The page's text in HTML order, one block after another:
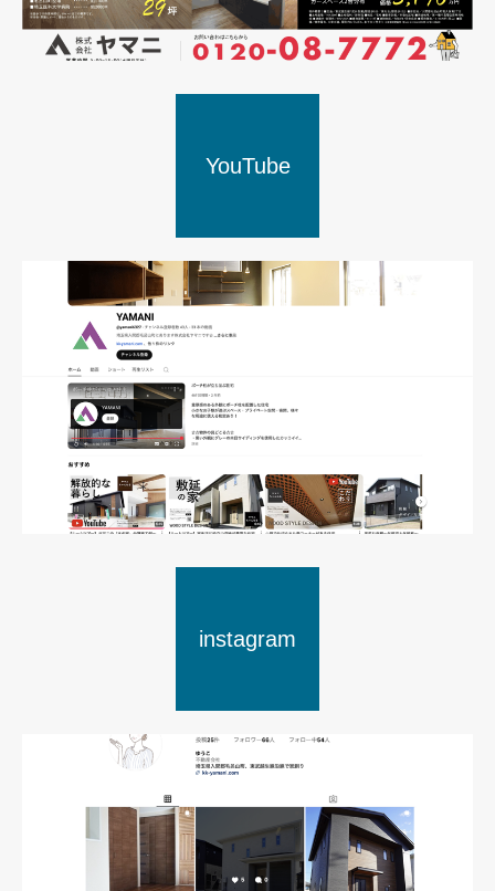
新聞折込広告
YouTube
YouTube
instagram